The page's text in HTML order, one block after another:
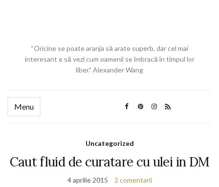
“Oricine se poate aranja să arate superb, dar cel mai
interesant e să vezi cum oamenii se îmbracă în timpul lor
liber.” Alexander Wang
Menu
Uncategorized
Caut fluid de curatare cu ulei in DM
4 aprilie 2015 2 comentarii